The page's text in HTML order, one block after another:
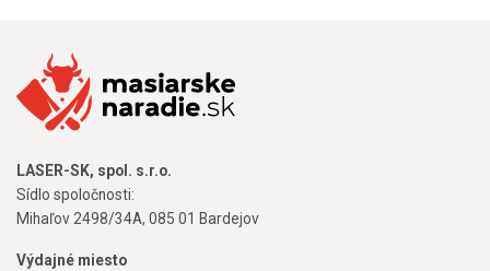
LASER-SK, spol. s.r.o.
Sídlo spoločnosti:
Mihaľov 2498/34A, 085 01 Bardejov
Výdajné miesto